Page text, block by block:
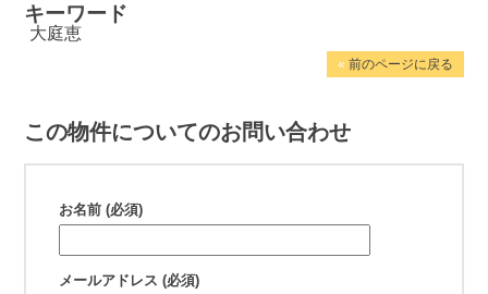
キーワード
大庭恵
« 前のページに戻る
この物件についてのお問い合わせ
お名前 (必須)
メールアドレス (必須)